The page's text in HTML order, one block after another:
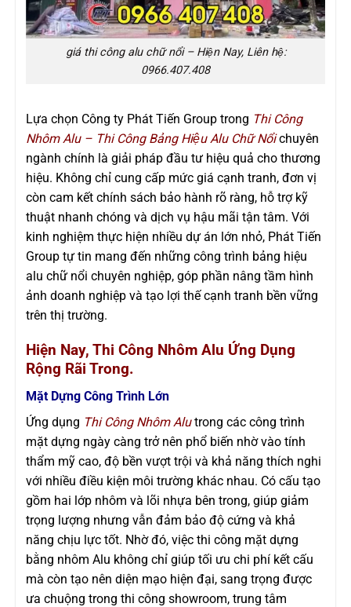
giá thi công alu chữ nổi – Hiện Nay, Liên hệ:
0966.407.408
Lựa chọn Công ty Phát Tiến Group trong Thi Công
Nhôm Alu – Thi Công Bảng Hiệu Alu Chữ Nổichuyên
ngành chính là giải pháp đầu tư hiệu quả cho thương
hiệu. Không chỉ cung cấp mức giá cạnh tranh, đơn vị
còn cam kết chính sách bảo hành rõ ràng, hỗ trợ kỹ
thuật nhanh chóng và dịch vụ hậu mãi tận tâm. Với
kinh nghiệm thực hiện nhiều dự án lớn nhỏ, Phát Tiến
Group tự tin mang đến những công trình bảng hiệu
alu chữ nổi chuyên nghiệp, góp phần nâng tầm hình
ảnh doanh nghiệp và tạo lợi thế cạnh tranh bền vững
trên thị trường.
Hiện Nay, Thi Công Nhôm Alu Ứng Dụng
Rộng Rãi Trong.
Mặt Dựng Công Trình Lớn
Ứng dụng Thi Công Nhôm Alutrong các công trình
mặt dựng ngày càng trở nên phổ biến nhờ vào tính
thẩm mỹ cao, độ bền vượt trội và khả năng thích nghi
với nhiều điều kiện môi trường khác nhau. Có cấu tạo
gồm hai lớp nhôm và lõi nhựa bên trong, giúp giảm
trọng lượng nhưng vẫn đảm bảo độ cứng và khả
năng chịu lực tốt. Nhờ đó, việc thi công mặt dựng
bằng nhôm Alu không chỉ giúp tối ưu chi phí kết cấu
mà còn tạo nên diện mạo hiện đại, sang trọng được
ưa chuộng trong thi công showroom, trung tâm